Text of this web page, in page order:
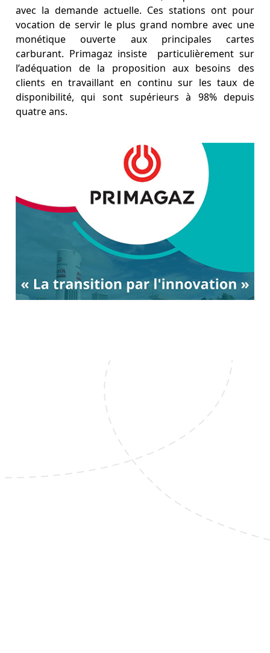
avec la demande actuelle. Ces stations ont pour
vocation de servir le plus grand nombre avec une
monétique ouverte aux principales cartes
carburant. Primagaz insiste particulièrement sur
l’adéquation de la proposition aux besoins des
clients en travaillant en continu sur les taux de
disponibilité, qui sont supérieurs à 98% depuis
quatre ans.